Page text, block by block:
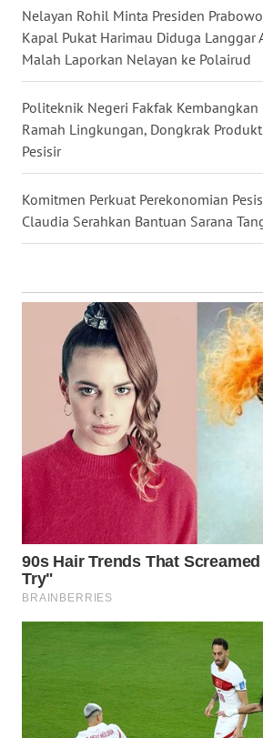
Nelayan Rohil Minta Presiden
Kapal Pukat Harimau Diduga Langgar
Malah Laporkan Nelayan ke Polairud
Politeknik Negeri Fakfak Kembangkan
Ramah Lingkungan, Dongkrak
Pesisir
Komitmen Perkuat Perekonomian
Claudia Serahkan Bantuan Sarana
WN
KALTARA
WN
KALSEL
WN
WN
GORONTALO
WN
SULUT
WN
MALUKU
WN
MALUT
WN
DAIRI
TOBA
WN